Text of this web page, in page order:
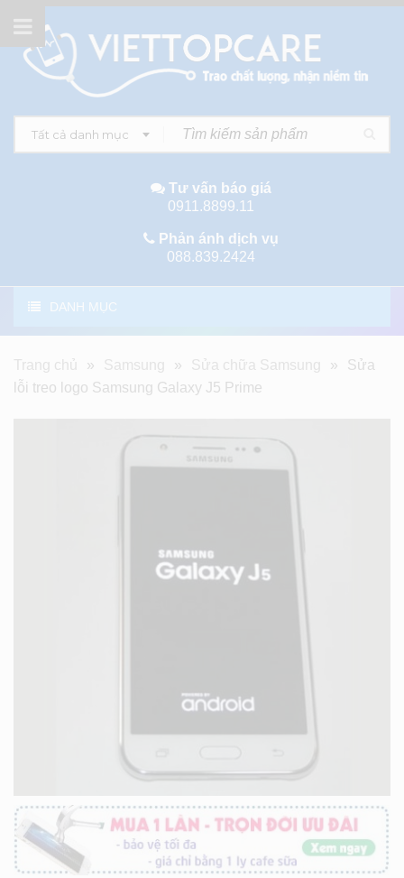
Tất cả danh mục
Tư vấn báo giá
0911.8899.11
Phản ánh dịch vụ
088.839.2424
DANH MỤC
Trang chủ » Samsung » Sửa chữa Samsung »
Sửa
lỗi treo logo Samsung Galaxy J5 Prime